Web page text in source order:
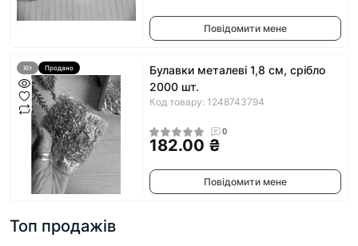
Повідомити мене
Хіт Продано
Булавки металеві 1,8 см, срібло
2000 шт.
Код товару: 1248743794
0
182.00 ₴
Повідомити мене
Топ продажів